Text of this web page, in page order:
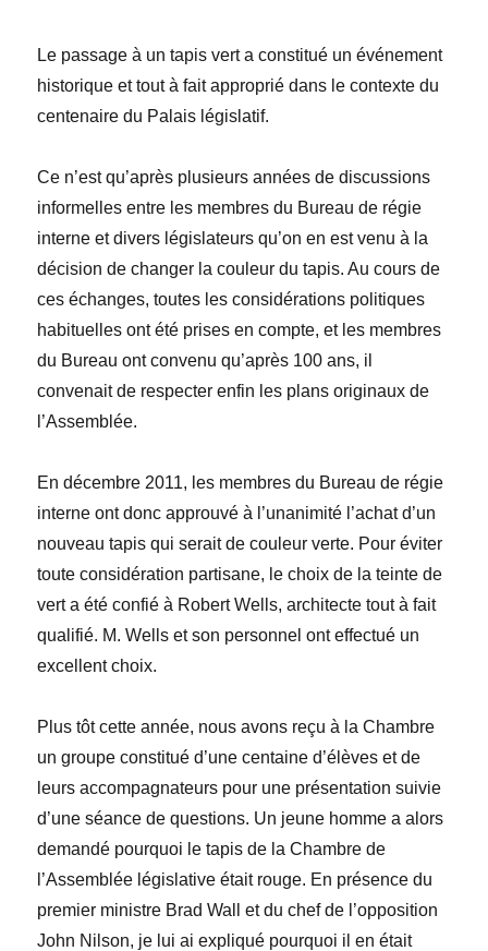
Le passage à un tapis vert a constitué un événement
historique et tout à fait approprié dans le contexte du
centenaire du Palais législatif.
Ce n’est qu’après plusieurs années de discussions
informelles entre les membres du Bureau de régie
interne et divers législateurs qu’on en est venu à la
décision de changer la couleur du tapis. Au cours de
ces échanges, toutes les considérations politiques
habituelles ont été prises en compte, et les membres
du Bureau ont convenu qu’après 100 ans, il
convenait de respecter enfin les plans originaux de
l’Assemblée.
En décembre 2011, les membres du Bureau de régie
interne ont donc approuvé à l’unanimité l’achat d’un
nouveau tapis qui serait de couleur verte. Pour éviter
toute considération partisane, le choix de la teinte de
vert a été confié à Robert Wells, architecte tout à fait
qualifié. M. Wells et son personnel ont effectué un
excellent choix.
Plus tôt cette année, nous avons reçu à la Chambre
un groupe constitué d’une centaine d’élèves et de
leurs accompagnateurs pour une présentation suivie
d’une séance de questions. Un jeune homme a alors
demandé pourquoi le tapis de la Chambre de
l’Assemblée législative était rouge. En présence du
premier ministre Brad Wall et du chef de l’opposition
John Nilson, je lui ai expliqué pourquoi il en était